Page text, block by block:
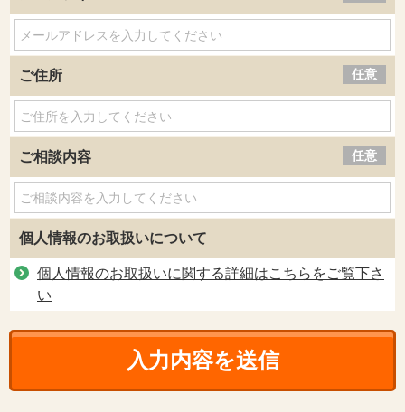
個人情報のお取扱いに関する詳細はこちらをご覧下さ